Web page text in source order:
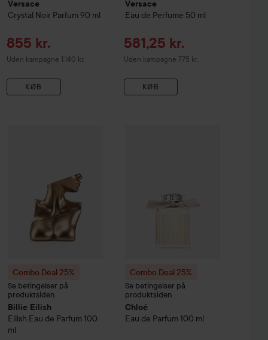
Versace
Crystal Noir Parfum90 ml
Tilbudspris
855 kr.
Uden kampagne 1.140 kr.
KØB
Versace
Eau de Perfume 50 ml
Tilbudspris
581,25 kr.
Uden kampagne 775 kr.
KØB
Combo Deal 25%
Se betingelser på
produktsiden
Billie Eilish
Eilish Eau de Parfum 100
ml
Combo Deal 25%
Se betingelser på
produktsiden
Chloé
Eau de Parfum 100 ml